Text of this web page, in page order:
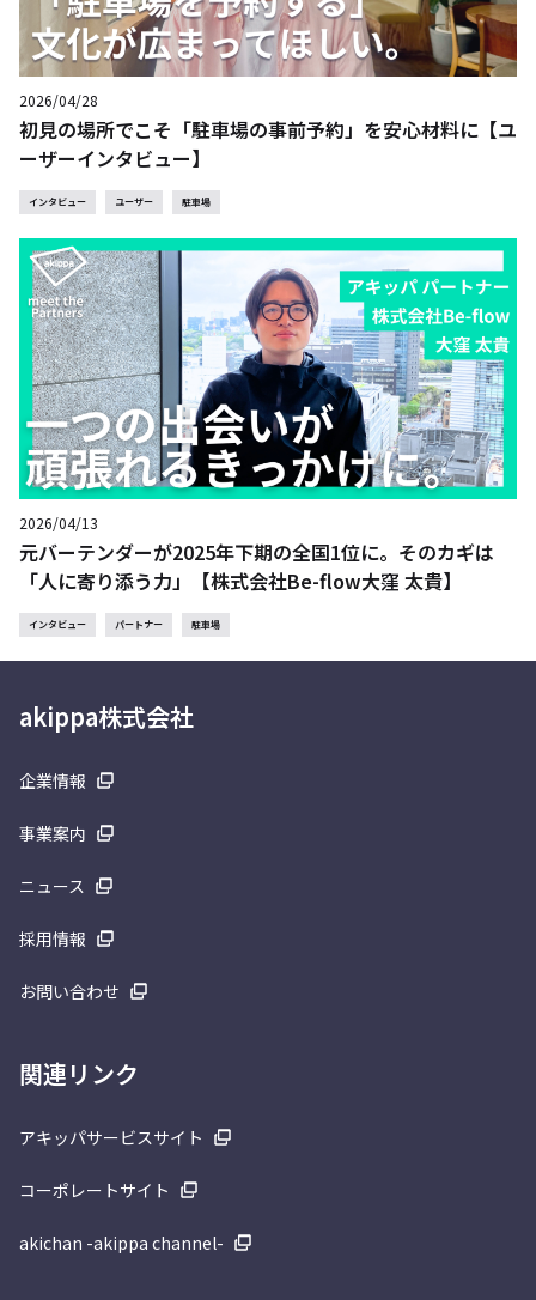
2026/04/28
初見の場所でこそ「駐車場の事前予約」を安心材料に【ユ
ーザーインタビュー】
インタビュー ユーザー 駐車場
2026/04/13
元バーテンダーが2025年下期の全国1位に。そのカギは
「人に寄り添う力」【株式会社Be-flow大窪 太貴】
インタビュー パートナー 駐車場
akippa株式会社
企業情報
事業案内
ニュース
採用情報
お問い合わせ
関連リンク
アキッパサービスサイト
コーポレートサイト
akichan -akippa channel-